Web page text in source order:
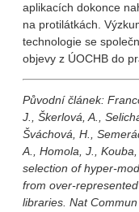
aplikacích dokonce
na protilátkách.
technologie se
objevy z ÚOCHB do
Původní článek:
J., Škerlová, A.,
Šváchová, H.,
A., Homola, J.,
selection of hyper-
from over-
libraries. Nat Commun